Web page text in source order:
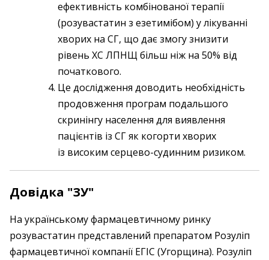
ефективність комбінованої терапії
(розувастатин з езетимібом) у лікуванні
хворих на СГ, що дає змогу знизити
рівень ХС ЛПНЩ більш ніж на 50% від
початкового.
Це дослідження доводить необхідність
продовження програм подальшого
скринінгу населення для виявлення
пацієнтів із СГ як когорти хворих
із високим серцево-судинним ризиком.
Довідка "ЗУ"
На українському фармацевтичному ринку
розувастатин представлений препаратом Розуліп
фармацевтичної компанії ЕГІС (Угорщина). Розуліп